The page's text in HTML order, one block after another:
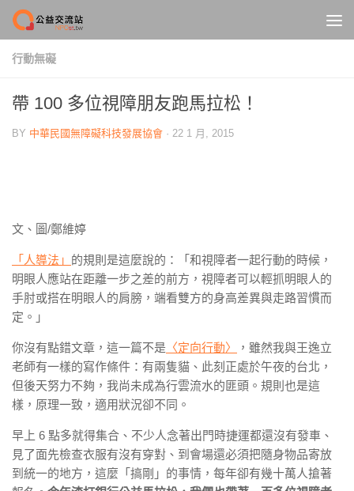
Skip to content
行動無礙
帶 100 多位視障朋友跑馬拉松！
BY 中華民國無障礙科技發展協會 · 22 1 月, 2015
文、圖/鄭維婷
「人導法」 的規則是這麼說的：「和視障者一起行動的時候，
明眼人應站在距離一步之差的前方，視障者可以輕抓明眼人的
手肘或搭在明眼人的肩膀，端看雙方的身高差異與走路習慣而
定。」
你沒有點錯文章，這一篇不是 〈定向行動〉
，雖然我與王逸立
老師有一樣的寫作條件：有兩隻貓、此刻正處於午夜的台北，
但後天努力不夠，我尚未成為行雲流水的匪頭。規則也是這
樣，原理一致，適用狀況卻不同。
早上 6 點多就得集合、不少人念著出門時捷運都還沒有發車、
見了面先檢查衣服有沒有穿對、到會場還必須把隨身物品寄放
到統一的地方，這麼「搞剛」的事情，每年卻有幾十萬人搶著